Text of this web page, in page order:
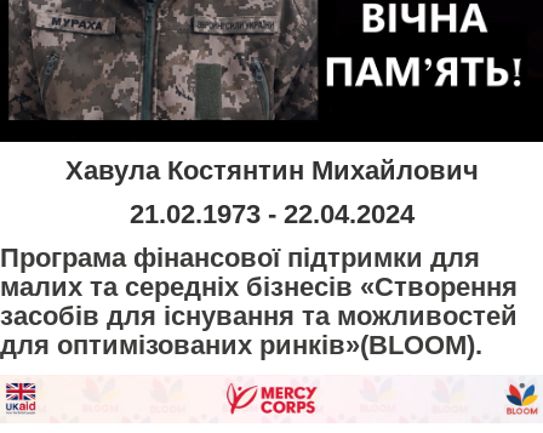
Хавула Костянтин Михайлович
21.02.1973 - 22.04.2024
Програма фінансової підтримки для
малих та середніх бізнесів «Створення
засобів для існування та можливостей
для оптимізованих ринків»(BLOOM).